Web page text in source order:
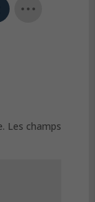
Les champs